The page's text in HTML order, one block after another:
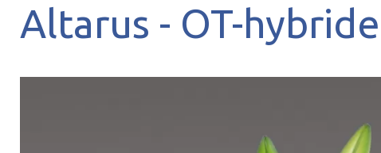
Altarus - OT-